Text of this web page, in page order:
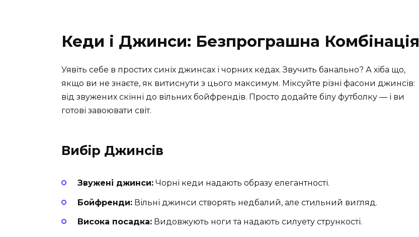
Кеди і Джинси: Безпрограшна Комбінація
Уявіть себе в простих синіх джинсах і чорних кедах. Звучить банально? А хіба що,
якщо ви не знаєте, як витиснути з цього максимум. Міксуйте різні фасони джинсів:
від звужених скінні до вільних бойфрендів. Просто додайте білу футболку — і ви
готові завоювати світ.
Вибір Джинсів
Звужені джинси: Чорні кеди надають образу елегантності.
Бойфренди: Вільні джинси створять недбалий, але стильний вигляд.
Висока посадка: Видовжують ноги та надають силуету стрункості.